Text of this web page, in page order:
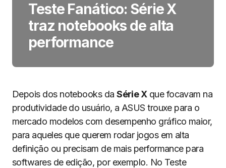
Teste Fanático: Série X
traz notebooks de alta
performance
Depois dos notebooks daSérie Xque focavam na
produtividade do usuário, a ASUS trouxe para o
mercado modelos com desempenho gráfico maior,
para aqueles que querem rodar jogos em alta
definição ou precisam de mais performance para
softwares de edição, por exemplo. No Teste